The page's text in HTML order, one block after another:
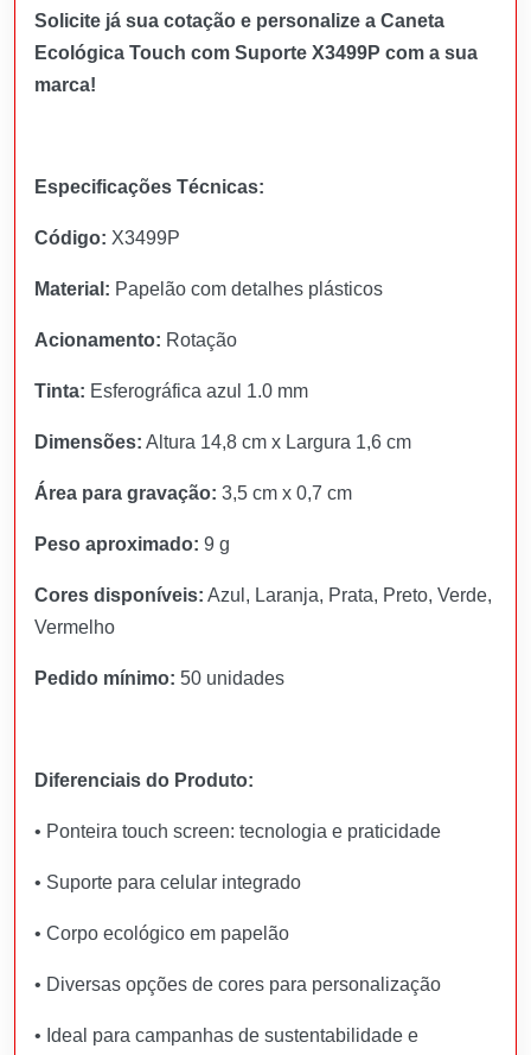
Solicite já sua cotação e personalize a Caneta
Ecológica Touch com Suporte X3499P com a sua
marca!
Especificações Técnicas:
Código: X3499P
Material: Papelão com detalhes plásticos
Acionamento: Rotação
Tinta: Esferográfica azul 1.0 mm
Dimensões: Altura 14,8 cm x Largura 1,6 cm
Área para gravação: 3,5 cm x 0,7 cm
Peso aproximado: 9 g
Cores disponíveis: Azul, Laranja, Prata, Preto, Verde,
Vermelho
Pedido mínimo: 50 unidades
Diferenciais do Produto:
• Ponteira touch screen: tecnologia e praticidade
• Suporte para celular integrado
• Corpo ecológico em papelão
• Diversas opções de cores para personalização
• Ideal para campanhas de sustentabilidade e